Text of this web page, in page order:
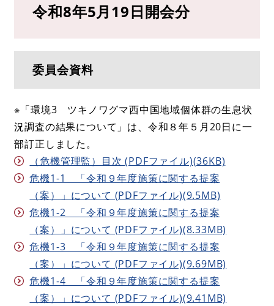
令和8年5月19日開会分
委員会資料
※「環境3 ツキノワグマ西中国地域個体群の生息状
況調査の結果について」は、令和８年５月20日に一
部訂正しました。​
（危機管理監）目次 (PDFファイル)(36KB)
危機1-1 「令和９年度施策に関する提案
（案）」について (PDFファイル)(9.5MB)
危機1-2 「令和９年度施策に関する提案
（案）」について (PDFファイル)(8.33MB)
危機1-3 「令和９年度施策に関する提案
（案）」について (PDFファイル)(9.69MB)
危機1-4 「令和９年度施策に関する提案
（案）」について (PDFファイル)(9.41MB)